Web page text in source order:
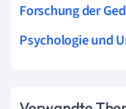
Forschung der
Psychologie und